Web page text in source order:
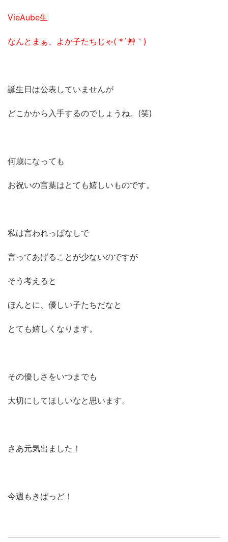
VieAube生
なんとまぁ、よか子たちじゃ( *´艸｀)
誕生日は公表していませんが
どこかから入手するのでしょうね。(笑)
何歳になっても
お祝いの言葉はとても嬉しいものです。
私は言われっぱなしで
言ってあげることが少ないのですが
そう考えると
ほんとに、優しい子たちだなと
とても嬉しくなります。
その優しさをいつまでも
大切にしてほしいなと思います。
さあ元気出ました！
今週もきばっど！